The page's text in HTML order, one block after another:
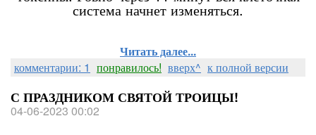
система начнет изменяться.
Читать далее...
комментарии: 1 понравилось! вверх^ к полной версии
С ПРАЗДНИКОМ СВЯТОЙ ТРОИЦЫ!
04-06-2023 00:02